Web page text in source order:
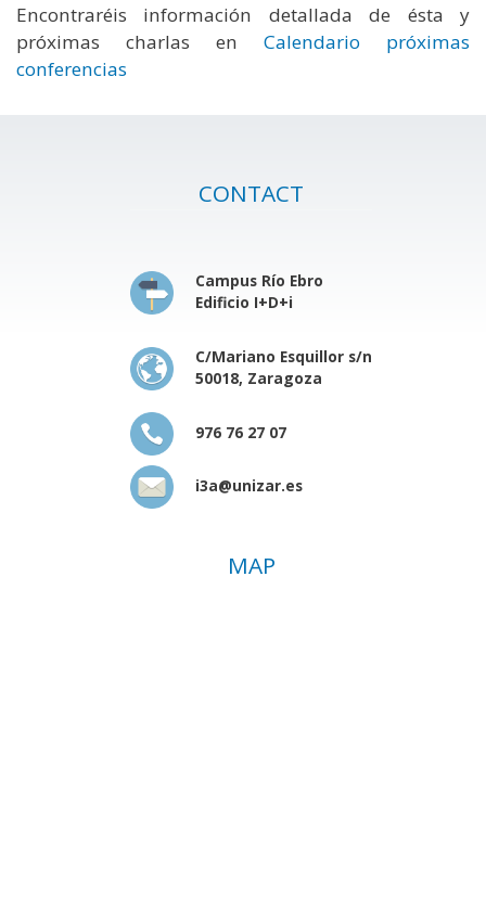
Encontraréis información detallada de ésta y
próximas charlas en Calendario próximas
conferencias
CONTACT
Campus Río Ebro
Edificio I+D+i
C/Mariano Esquillor s/n
50018, Zaragoza
976 76 27 07
i3a@unizar.es
MAP